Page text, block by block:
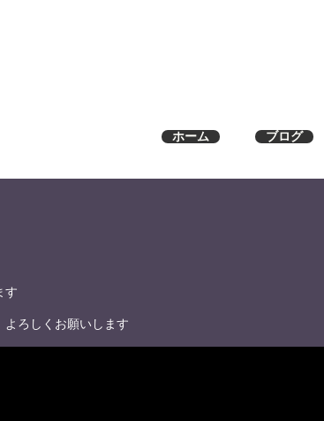
ホーム ブログ
す
よろしくお願いします